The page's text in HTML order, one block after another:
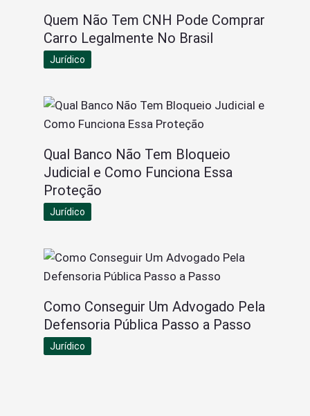
Quem Não Tem CNH Pode Comprar
Carro Legalmente No Brasil
Jurídico
Qual Banco Não Tem Bloqueio
Judicial e Como Funciona Essa
Proteção
Jurídico
Como Conseguir Um Advogado Pela
Defensoria Pública Passo a Passo
Jurídico